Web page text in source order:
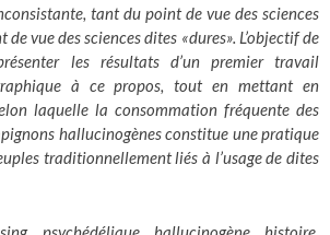
tant du point de vue des sciences
vue des sciences dites «dures». L’objectif de
les résultats d’un premier travail
à ce propos, tout en mettant en
laquelle la consommation fréquente des
hallucinogènes constitue une pratique
traditionnellement liés à l’usage de dites